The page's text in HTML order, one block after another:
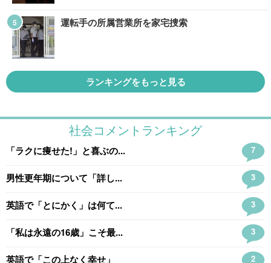
運転手の所属営業所を家宅捜索
ランキングをもっと見る